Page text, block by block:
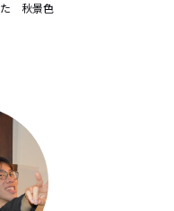
　秋景色